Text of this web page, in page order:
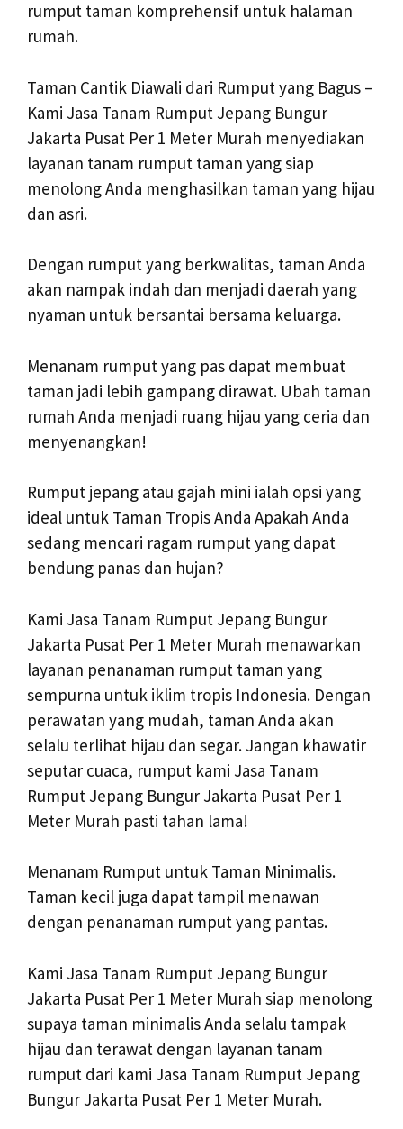
rumput taman komprehensif untuk halaman
rumah.
Taman Cantik Diawali dari Rumput yang Bagus –
Kami Jasa Tanam Rumput Jepang Bungur
Jakarta Pusat Per 1 Meter Murah menyediakan
layanan tanam rumput taman yang siap
menolong Anda menghasilkan taman yang hijau
dan asri.
Dengan rumput yang berkwalitas, taman Anda
akan nampak indah dan menjadi daerah yang
nyaman untuk bersantai bersama keluarga.
Menanam rumput yang pas dapat membuat
taman jadi lebih gampang dirawat. Ubah taman
rumah Anda menjadi ruang hijau yang ceria dan
menyenangkan!
Rumput jepang atau gajah mini ialah opsi yang
ideal untuk Taman Tropis Anda Apakah Anda
sedang mencari ragam rumput yang dapat
bendung panas dan hujan?
Kami Jasa Tanam Rumput Jepang Bungur
Jakarta Pusat Per 1 Meter Murah menawarkan
layanan penanaman rumput taman yang
sempurna untuk iklim tropis Indonesia. Dengan
perawatan yang mudah, taman Anda akan
selalu terlihat hijau dan segar. Jangan khawatir
seputar cuaca, rumput kami Jasa Tanam
Rumput Jepang Bungur Jakarta Pusat Per 1
Meter Murah pasti tahan lama!
Menanam Rumput untuk Taman Minimalis.
Taman kecil juga dapat tampil menawan
dengan penanaman rumput yang pantas.
Kami Jasa Tanam Rumput Jepang Bungur
Jakarta Pusat Per 1 Meter Murah siap menolong
supaya taman minimalis Anda selalu tampak
hijau dan terawat dengan layanan tanam
rumput dari kami Jasa Tanam Rumput Jepang
Bungur Jakarta Pusat Per 1 Meter Murah.